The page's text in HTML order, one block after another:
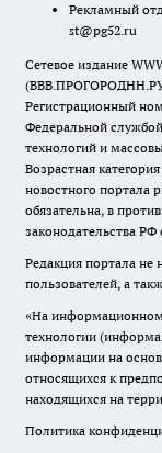
Рекламный
st@pg52.ru
Сетевое издание
Регистрационный
Федеральной
технологий и
Возрастная
новостного портала
обязательна, в
законодательства
Редакция портала не
пользователей, а
«На
технологии
информации на
относящихся к
находящихся на
Политика